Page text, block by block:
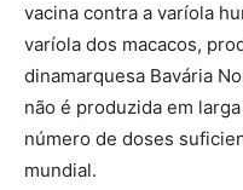
vacina contra a varíola
varíola dos macacos,
dinamarquesa Bavária
não é produzida em
número de doses
mundial.